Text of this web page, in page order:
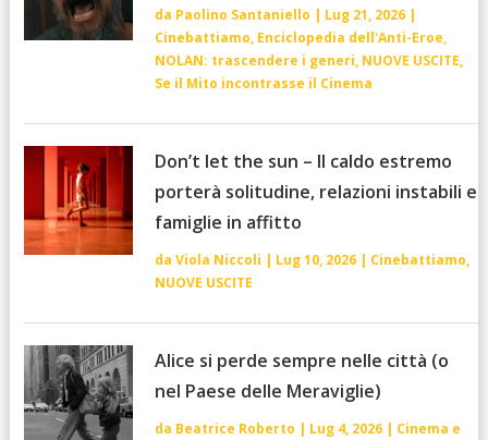
da Paolino Santaniello | Lug 21, 2026|
Cinebattiamo, Enciclopedia dell'Anti-Eroe,
NOLAN: trascendere i generi, NUOVE USCITE,
Se il Mito incontrasse il Cinema
Don’t let the sun – Il caldo estremo
porterà solitudine, relazioni instabili e
famiglie in affitto
da Viola Niccoli | Lug 10, 2026| Cinebattiamo,
NUOVE USCITE
Alice si perde sempre nelle città (o
nel Paese delle Meraviglie)
da Beatrice Roberto | Lug 4, 2026| Cinema e